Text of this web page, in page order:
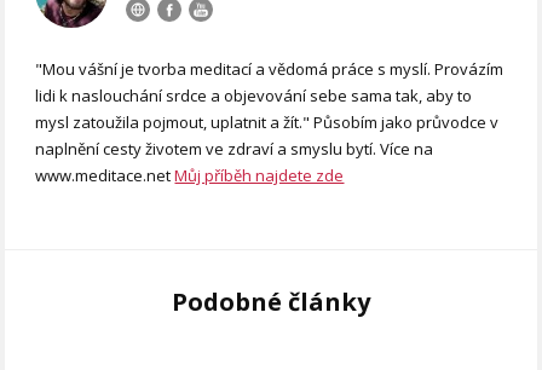
"Mou vášní je tvorba meditací a vědomá práce s myslí. Provázím
lidi k naslouchání srdce a objevování sebe sama tak, aby to
mysl zatoužila pojmout, uplatnit a žít." Působím jako průvodce v
naplnění cesty životem ve zdraví a smyslu bytí. Více na
www.meditace.netMůj příběh najdete zde
Podobné články